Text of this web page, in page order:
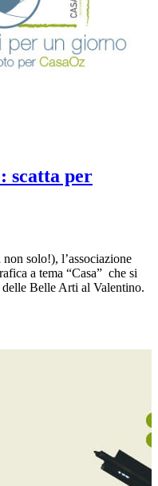
scatta per
solo!), l’associazione
a tema “Casa” che si
Belle Arti al Valentino.